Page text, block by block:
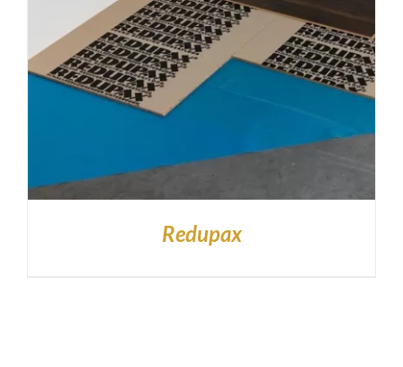
Redupax